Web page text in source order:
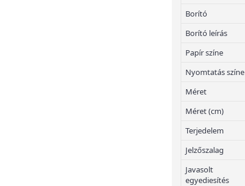
Borító
Borító leírás
Papír színe
Nyomtatás színe
Méret
Méret (cm)
Terjedelem
Jelzőszalag
Javasolt
egyediesítés